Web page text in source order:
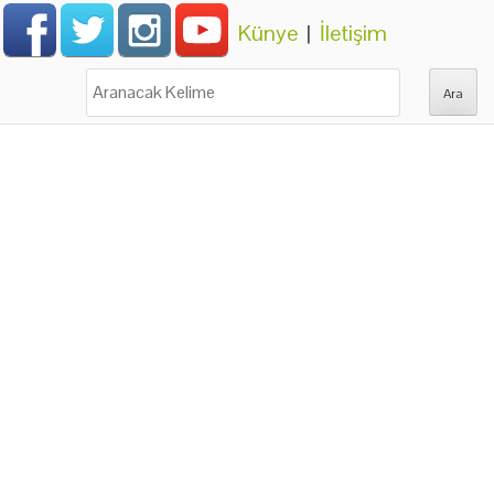
Künye | İletişim